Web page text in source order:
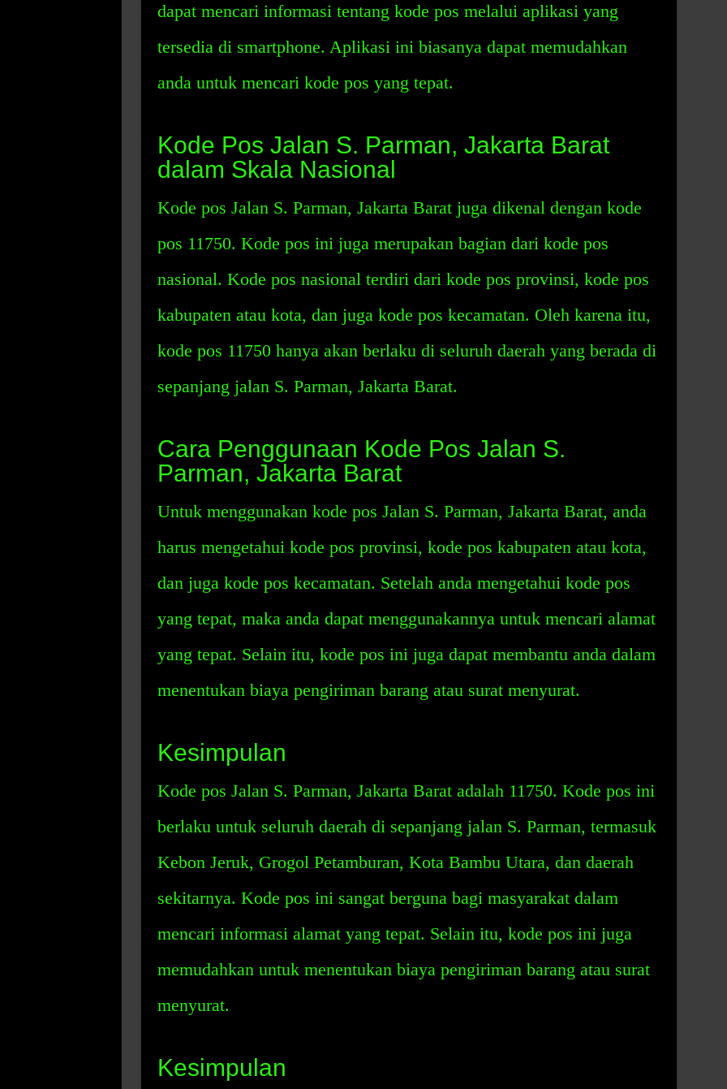
dapat mencari informasi tentang kode pos melalui aplikasi yang
tersedia di smartphone. Aplikasi ini biasanya dapat memudahkan
anda untuk mencari kode pos yang tepat.
Kode Pos Jalan S. Parman, Jakarta Barat
dalam Skala Nasional
Kode pos Jalan S. Parman, Jakarta Barat juga dikenal dengan kode
pos 11750. Kode pos ini juga merupakan bagian dari kode pos
nasional. Kode pos nasional terdiri dari kode pos provinsi, kode pos
kabupaten atau kota, dan juga kode pos kecamatan. Oleh karena itu,
kode pos 11750 hanya akan berlaku di seluruh daerah yang berada di
sepanjang jalan S. Parman, Jakarta Barat.
Cara Penggunaan Kode Pos Jalan S.
Parman, Jakarta Barat
Untuk menggunakan kode pos Jalan S. Parman, Jakarta Barat, anda
harus mengetahui kode pos provinsi, kode pos kabupaten atau kota,
dan juga kode pos kecamatan. Setelah anda mengetahui kode pos
yang tepat, maka anda dapat menggunakannya untuk mencari alamat
yang tepat. Selain itu, kode pos ini juga dapat membantu anda dalam
menentukan biaya pengiriman barang atau surat menyurat.
Kesimpulan
Kode pos Jalan S. Parman, Jakarta Barat adalah 11750. Kode pos ini
berlaku untuk seluruh daerah di sepanjang jalan S. Parman, termasuk
Kebon Jeruk, Grogol Petamburan, Kota Bambu Utara, dan daerah
sekitarnya. Kode pos ini sangat berguna bagi masyarakat dalam
mencari informasi alamat yang tepat. Selain itu, kode pos ini juga
memudahkan untuk menentukan biaya pengiriman barang atau surat
menyurat.
Kesimpulan